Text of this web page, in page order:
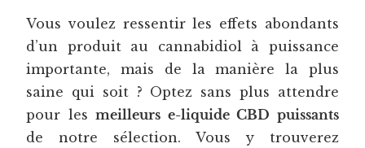
Vous voulez ressentir les effets abondants
d’un produit au cannabidiol à puissance
importante, mais de la manière la plus
saine qui soit ? Optez sans plus attendre
pour lesmeilleurs e-liquide CBD puissants
de notre sélection. Vous y trouverez